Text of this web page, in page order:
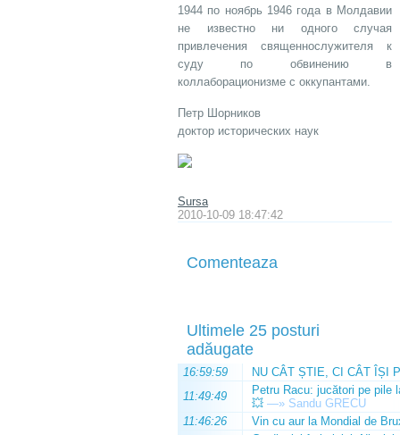
1944 по ноябрь 1946 года в Молдавии
не известно ни одного случая
привлечения священнослужителя к
суду по обвинению в
коллаборационизме с оккупантами.
Петр Шорников
доктор исторических наук
Sursa
2010-10-09 18:47:42
Comenteaza
Ultimele 25 posturi
adăugate
16:59:59
NU CÂT ȘTIE, CI CÂT ÎȘI
11:49:49
Petru Racu: jucători pe pile
💥 —» Sandu GRECU
11:46:26
Vin cu aur la Mondial de